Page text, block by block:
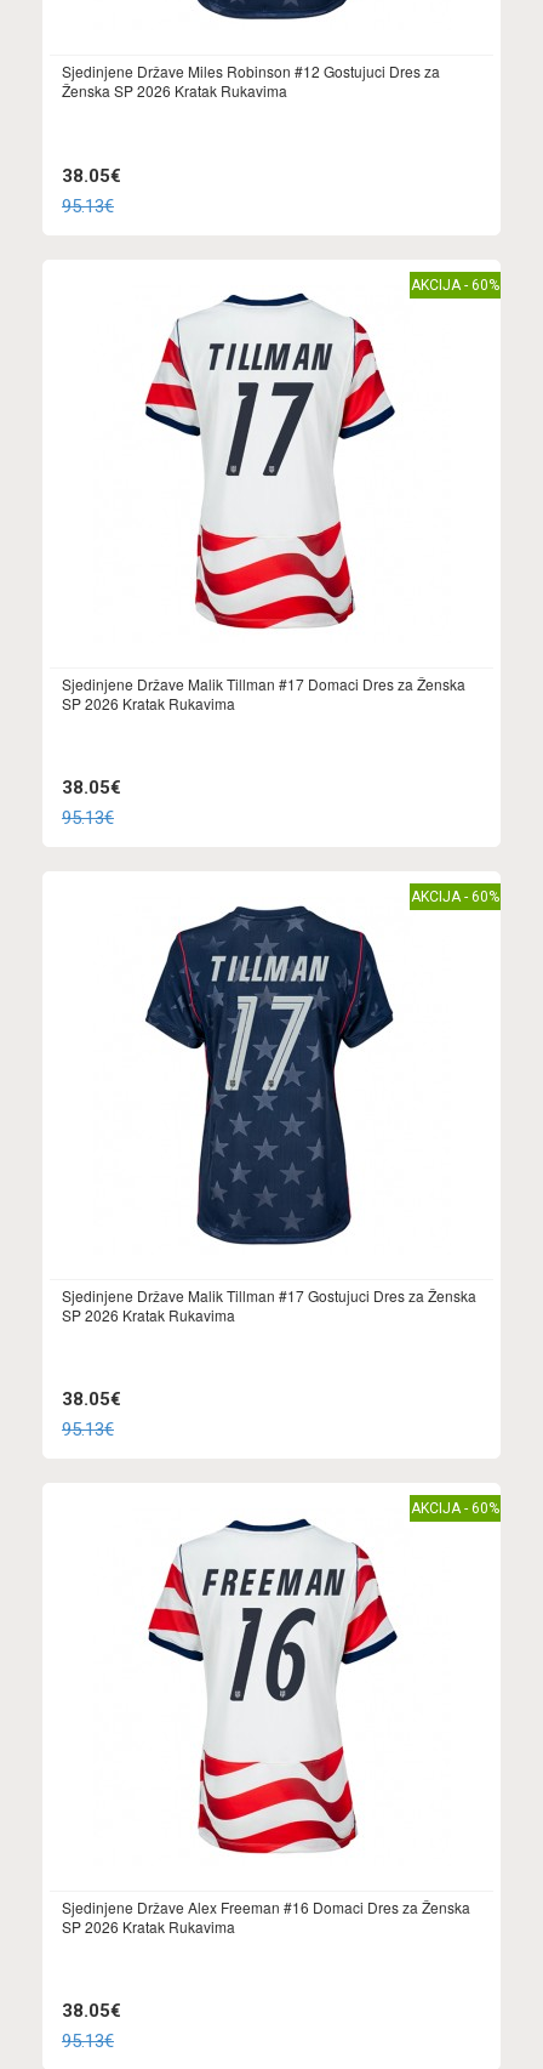
Sjedinjene Države Miles Robinson #12 Gostujuci Dres za
Ženska SP 2026 Kratak Rukavima
38.05€
95.13€
AKCIJA - 60%
Sjedinjene Države Malik Tillman #17 Domaci Dres za Ženska
SP 2026 Kratak Rukavima
38.05€
95.13€
AKCIJA - 60%
Sjedinjene Države Malik Tillman #17 Gostujuci Dres za Ženska
SP 2026 Kratak Rukavima
38.05€
95.13€
AKCIJA - 60%
Sjedinjene Države Alex Freeman #16 Domaci Dres za Ženska
SP 2026 Kratak Rukavima
38.05€
95.13€